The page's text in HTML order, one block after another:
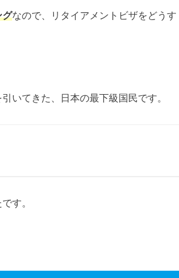
グなので、リタイアメントビザをどうす
いてきた、日本の最下級国民です。
す。